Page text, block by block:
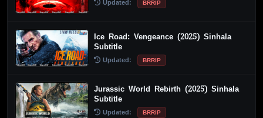
Updated: BRRIP
Ice Road: Vengeance (2025) Sinhala
Subtitle
Updated: BRRIP
Jurassic World Rebirth (2025) Sinhala
Subtitle
Updated: BRRIP